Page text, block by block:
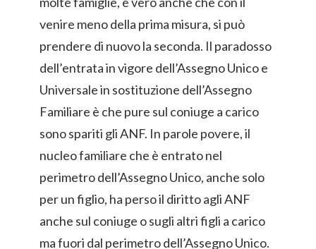
venire meno della prima misura, si può
prendere di nuovo la seconda. Il paradosso
dell’entrata in vigore dell’Assegno Unico e
Universale in sostituzione dell’Assegno
Familiare è che pure sul coniuge a carico
sono spariti gli ANF. In parole povere, il
nucleo familiare che è entrato nel
perimetro dell’Assegno Unico, anche solo
per un figlio, ha perso il diritto agli ANF
anche sul coniuge o sugli altri figli a carico
ma fuori dal perimetro dell’Assegno Unico.